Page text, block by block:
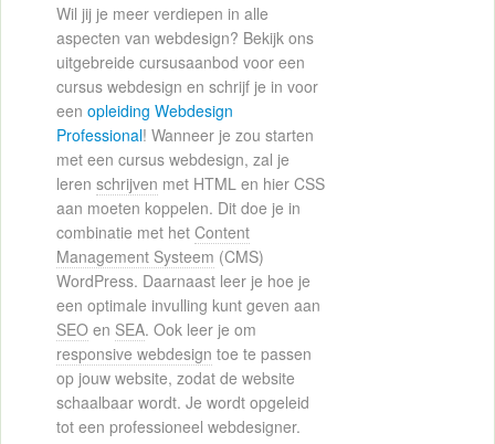
Wil jij je meer verdiepen in alle
aspecten van webdesign? Bekijk ons
uitgebreide cursusaanbod voor een
cursus webdesign en schrijf je in voor
een opleiding Webdesign
Professional! Wanneer je zou starten
met een cursus webdesign, zal je
leren schrijven met HTML en hier CSS
aan moeten koppelen. Dit doe je in
combinatie met het Content
Management Systeem (CMS)
WordPress. Daarnaast leer je hoe je
een optimale invulling kunt geven aan
SEO en SEA. Ook leer je om
responsive webdesign toe te passen
op jouw website, zodat de website
schaalbaar wordt. Je wordt opgeleid
tot een professioneel webdesigner.